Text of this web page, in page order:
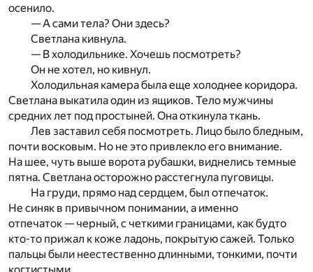
осенило.
— А сами тела? Они здесь?
Светлана кивнула.
— В холодильнике. Хочешь посмотреть?
Он не хотел, но кивнул.
Холодильная камера была еще холоднее коридора.
Светлана выкатила один из ящиков. Тело мужчины
средних лет под простыней. Она откинула ткань.
Лев заставил себя посмотреть. Лицо было бледным,
почти восковым. Но не это привлекло его внимание.
На шее, чуть выше ворота рубашки, виднелись темные
пятна. Светлана осторожно расстегнула пуговицы.
На груди, прямо над сердцем, был отпечаток.
Не синяк в привычном понимании, а именно
отпечаток — черный, с четкими границами, как будто
кто-то прижал к коже ладонь, покрытую сажей. Только
пальцы были неестественно длинными, тонкими, почти
когтистыми.